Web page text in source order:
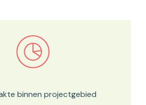
in onze kaartviewer
binnen projectgebied